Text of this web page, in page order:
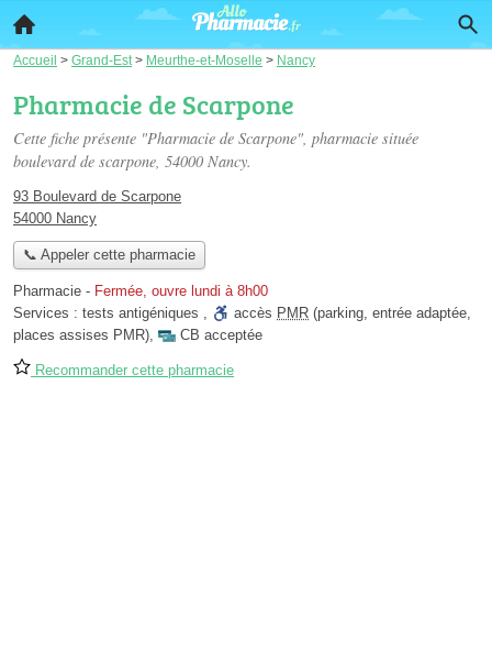
Accueil > Grand-Est > Meurthe-et-Moselle > Nancy
Pharmacie de Scarpone
Cette fiche présente "Pharmacie de Scarpone", pharmacie située
boulevard de scarpone, 54000 Nancy.
93 Boulevard de Scarpone
54000 Nancy
📞 Appeler cette pharmacie
Pharmacie - Fermée, ouvre lundi à 8h00
Services : tests antigéniques , accès PMR (parking, entrée adaptée,
places assises PMR), CB acceptée
Recommander cette pharmacie